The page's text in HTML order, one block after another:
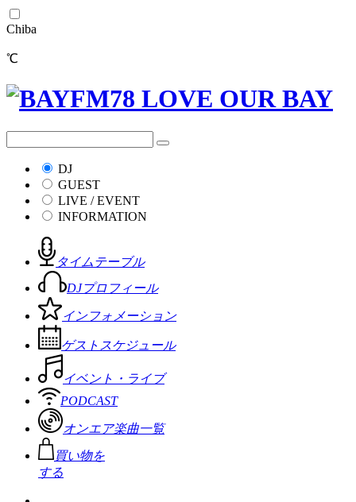
Chiba
℃
DJ
GUEST
LIVE / EVENT
INFORMATION
タイムテーブル
DJプロフィール
インフォメーション
ゲストスケジュール
イベント・ライブ
PODCAST
オンエア楽曲一覧
買い物を
する